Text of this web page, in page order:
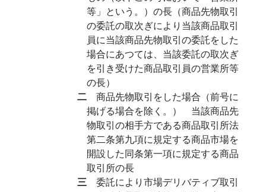
等」という。）の長（商品先物取引
の委託の取次ぎにより当該商品取引
員に当該商品先物取引の委託をした
場合にあつては、当該委託の取次ぎ
を引き受けた商品取引員の営業所等
の長）
二 商品先物取引をした場合（前号に
掲げる場合を除く。） 当該商品先
物取引の相手方である商品取引所法
第二条第九項に規定する商品市場を
開設した同条第一項に規定する商品
取引所の長
三 委託により市場デリバティブ取引